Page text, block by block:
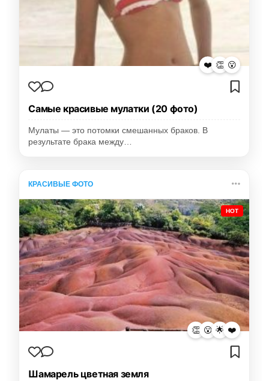
❤️ 👏 😮
Самые красивые мулатки (20 фото)
Мулаты — это потомки смешанных браков. В
результате брака между…
КРАСИВЫЕ ФОТО
HOT
👏 😮 🌟 ❤️
Шамарель цветная земля